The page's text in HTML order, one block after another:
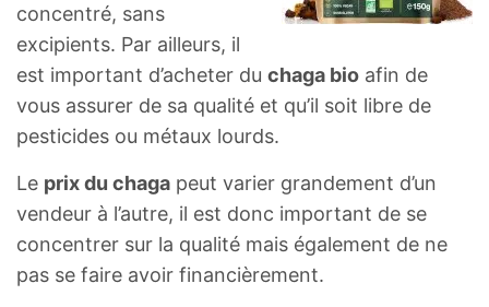
concentré, sans
excipients. Par ailleurs, il
est important d’acheter du chaga bio afin de
vous assurer de sa qualité et qu’il soit libre de
pesticides ou métaux lourds.
Le prix du chaga peut varier grandement d’un
vendeur à l’autre, il est donc important de se
concentrer sur la qualité mais également de ne
pas se faire avoir financièrement.